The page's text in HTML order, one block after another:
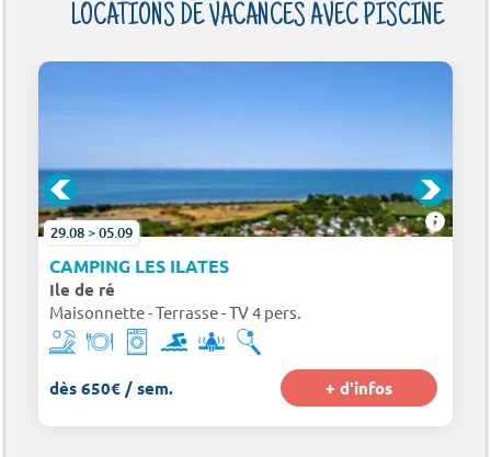
LOCATIONS DE VACANCES AVEC PISCINE
PLAGE
29.08 > 05.09
CAMPING LES ILATES
Ile de ré
Maisonnette - Terrasse - TV 4 pers.
dès 650€ / sem. + d'infos